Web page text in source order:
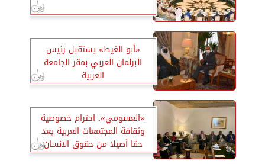
«أبو الغيط» يستقبل رئيس
البرلمان العربي بمقر الجامعة
العربية
«العسومي»: احترام خصوصية
وثقافة المجتمعات العربية يعد
حقا أصيلا من حقوق الانسان